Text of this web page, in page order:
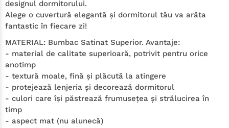
designul dormitorului.
Alege o cuvertură elegantă şi dormitorul tău va arăta
fantastic în fiecare zi!
MATERIAL: Bumbac Satinat Superior. Avantaje:
- material de calitate superioară, potrivit pentru orice
anotimp
- textură moale, fină şi plăcută la atingere
- protejează lenjeria şi decorează dormitorul
- culori care îşi păstrează frumuseţea şi strălucirea în
timp
- aspect mat (nu alunecă)